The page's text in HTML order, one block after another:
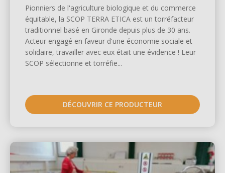
Pionniers de l'agriculture biologique et du commerce
équitable, la SCOP TERRA ETICA est un torréfacteur
traditionnel basé en Gironde depuis plus de 30 ans.
Acteur engagé en faveur d'une économie sociale et
solidaire, travailler avec eux était une évidence ! Leur
SCOP sélectionne et torréfie...
DÉCOUVRIR CE PRODUCTEUR